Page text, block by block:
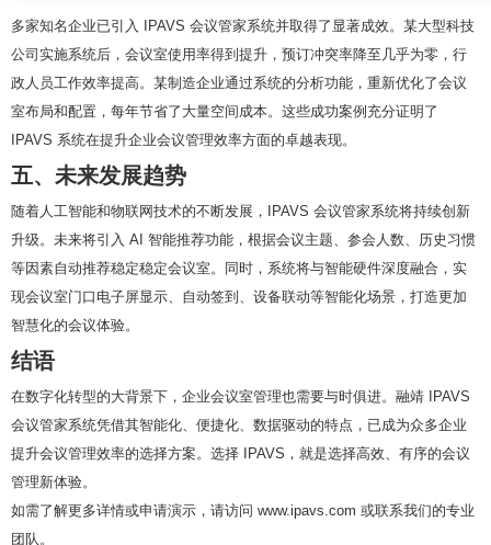
多家知名企业已引入 IPAVS 会议管家系统并取得了显著成效。某大型科技
公司实施系统后，会议室使用率得到提升，预订冲突率降至几乎为零，行
政人员工作效率提高。某制造企业通过系统的分析功能，重新优化了会议
室布局和配置，每年节省了大量空间成本。这些成功案例充分证明了
IPAVS 系统在提升企业会议管理效率方面的卓越表现。
五、未来发展趋势
随着人工智能和物联网技术的不断发展，IPAVS 会议管家系统将持续创新
升级。未来将引入 AI 智能推荐功能，根据会议主题、参会人数、历史习惯
等因素自动推荐稳定稳定会议室。同时，系统将与智能硬件深度融合，实
现会议室门口电子屏显示、自动签到、设备联动等智能化场景，打造更加
智慧化的会议体验。
结语
在数字化转型的大背景下，企业会议室管理也需要与时俱进。融靖 IPAVS
会议管家系统凭借其智能化、便捷化、数据驱动的特点，已成为众多企业
提升会议管理效率的选择方案。选择 IPAVS，就是选择高效、有序的会议
管理新体验。
如需了解更多详情或申请演示，请访问 www.ipavs.com 或联系我们的专业
团队。